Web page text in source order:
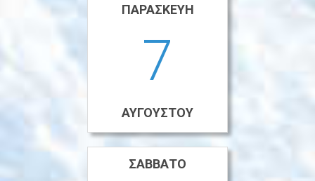
ΠΑΡΑΣΚΕΥΉ
7
ΑΥΓΟΎΣΤΟΥ
ΣΆΒΒΑΤΟ